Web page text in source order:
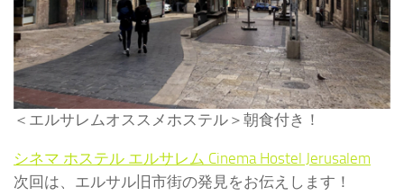
＜エルサレムオススメホステル＞朝食付き！
シネマ ホステル エルサレム Cinema Hostel Jerusalem
次回は、エルサル旧市街の発見をお伝えします！